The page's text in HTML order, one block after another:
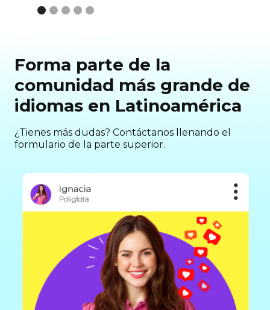
Forma parte de la
comunidad más grande de
idiomas en Latinoamérica
¿Tienes más dudas? Contáctanos llenando el
formulario de la parte superior.